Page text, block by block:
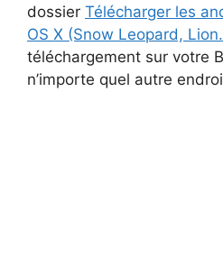
dossier Télécharger les
OS X (Snow Leopard,
téléchargement sur votre
n’importe quel autre